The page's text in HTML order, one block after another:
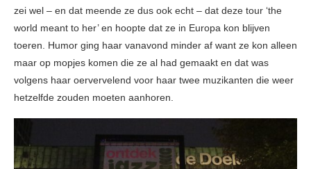
zei wel – en dat meende ze dus ook echt – dat deze tour ‘the
world meant to her’ en hoopte dat ze in Europa kon blijven
toeren. Humor ging haar vanavond minder af want ze kon alleen
maar op mopjes komen die ze al had gemaakt en dat was
volgens haar oervervelend voor haar twee muzikanten die weer
hetzelfde zouden moeten aanhoren.